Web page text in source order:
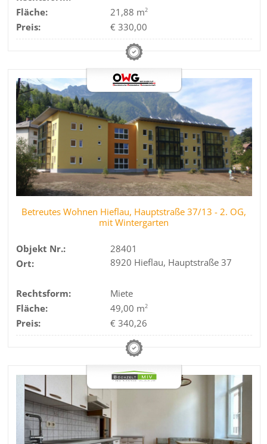
Fläche:
21,88 m2
Preis: € 330,00
Betreutes Wohnen Hieflau, Hauptstraße 37/13 - 2. OG,
mit Wintergarten
Objekt Nr.:
28401
Ort:
8920 Hieflau, Hauptstraße 37
Rechtsform:
Miete
Fläche:
49,00 m2
Preis: € 340,26